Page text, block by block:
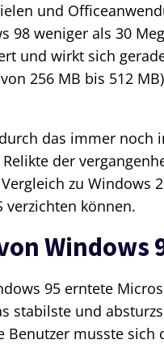
und
98 weniger als 30
und wirkt sich
256 MB bis 512
das immer noch
der
zu Windows
verzichten können.
Windows
95 erntete
stabilste und
Benutzer musste